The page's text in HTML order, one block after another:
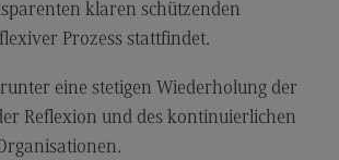
klaren schützenden
Prozess stattfindet.
eine stetigen Wiederholung der
Reflexion und des kontinuierlichen